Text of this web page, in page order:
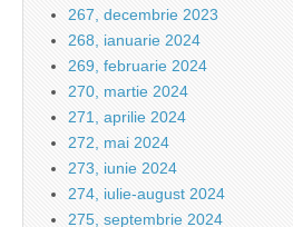
267, decembrie 2023
268, ianuarie 2024
269, februarie 2024
270, martie 2024
271, aprilie 2024
272, mai 2024
273, iunie 2024
274, iulie-august 2024
275, septembrie 2024